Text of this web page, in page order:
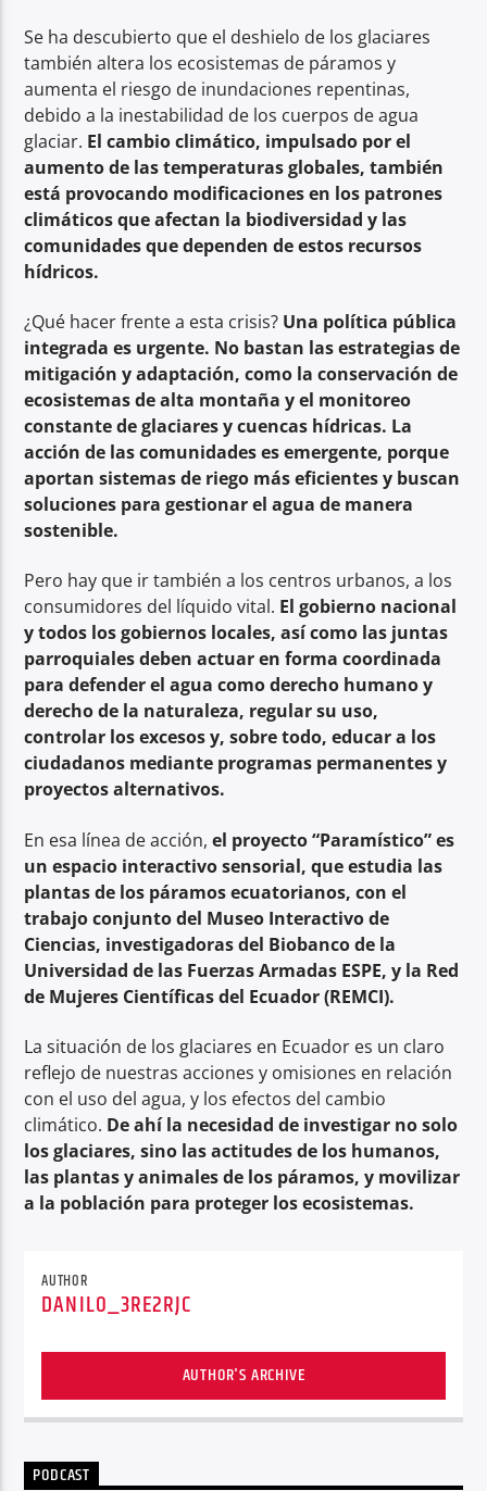
Se ha descubierto que el deshielo de los glaciares
también altera los ecosistemas de páramos y
aumenta el riesgo de inundaciones repentinas,
debido a la inestabilidad de los cuerpos de agua
glaciar. El cambio climático, impulsado por el
aumento de las temperaturas globales, también
está provocando modificaciones en los patrones
climáticos que afectan la biodiversidad y las
comunidades que dependen de estos recursos
hídricos.
¿Qué hacer frente a esta crisis? Una política pública
integrada es urgente. No bastan las estrategias de
mitigación y adaptación, como la conservación de
ecosistemas de alta montaña y el monitoreo
constante de glaciares y cuencas hídricas. La
acción de las comunidades es emergente, porque
aportan sistemas de riego más eficientes y buscan
soluciones para gestionar el agua de manera
sostenible.
Pero hay que ir también a los centros urbanos, a los
consumidores del líquido vital. El gobierno nacional
y todos los gobiernos locales, así como las juntas
parroquiales deben actuar en forma coordinada
para defender el agua como derecho humano y
derecho de la naturaleza, regular su uso,
controlar los excesos y, sobre todo, educar a los
ciudadanos mediante programas permanentes y
proyectos alternativos.
En esa línea de acción,el proyecto “Paramístico” es
un espacio interactivo sensorial, que estudia las
plantas de los páramos ecuatorianos, con el
trabajo conjunto del Museo Interactivo de
Ciencias, investigadoras del Biobanco de la
Universidad de las Fuerzas Armadas ESPE, y la Red
de Mujeres Científicas del Ecuador (REMCI).
La situación de los glaciares en Ecuador es un claro
reflejo de nuestras acciones y omisiones en relación
con el uso del agua, y los efectos del cambio
climático. De ahí la necesidad de investigar no solo
los glaciares, sino las actitudes de los humanos,
las plantas y animales de los páramos, y movilizar
a la población para proteger los ecosistemas.
AUTHOR
DANILO_3RE2RJC
AUTHOR'S ARCHIVE
PODCAST